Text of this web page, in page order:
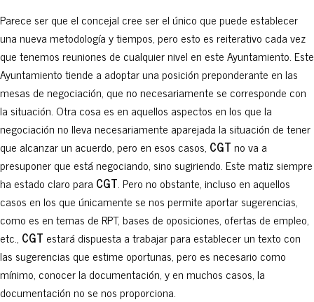
Parece ser que el concejal cree ser el único que puede establecer
una nueva metodología y tiempos, pero esto es reiterativo cada vez
que tenemos reuniones de cualquier nivel en este Ayuntamiento. Este
Ayuntamiento tiende a adoptar una posición preponderante en las
mesas de negociación, que no necesariamente se corresponde con
la situación. Otra cosa es en aquellos aspectos en los que la
negociación no lleva necesariamente aparejada la situación de tener
que alcanzar un acuerdo, pero en esos casos, CGTno va a
presuponer que está negociando, sino sugiriendo. Este matiz siempre
ha estado claro para CGT. Pero no obstante, incluso en aquellos
casos en los que únicamente se nos permite aportar sugerencias,
como es en temas de RPT, bases de oposiciones, ofertas de empleo,
etc., CGT estará dispuesta a trabajar para establecer un texto con
las sugerencias que estime oportunas, pero es necesario como
mínimo, conocer la documentación, y en muchos casos, la
documentación no se nos proporciona.